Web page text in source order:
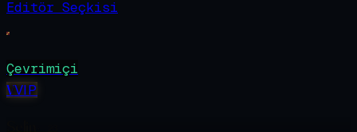
Editör Seçkisi
Çevrimiçi
VVIP